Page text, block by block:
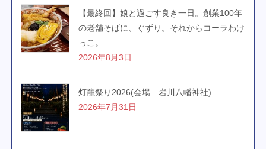
【最終回】娘と過ごす良き一日。創業100年
の老舗そばに、ぐずり。それからコーラわけ
っこ。
2026年8月3日
灯籠祭り2026(会場 岩川八幡神社)
2026年7月31日